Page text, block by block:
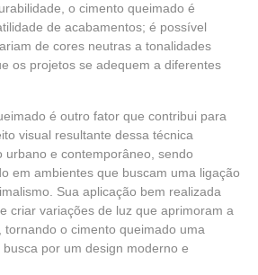
o cimento queimado é
de acabamentos; é possível
de cores neutras a tonalidades
os projetos se adequem a diferentes
é outro fator que contribui para
visual resultante dessa técnica
urbano e contemporâneo, sendo
em ambientes que buscam uma ligação
Sua aplicação bem realizada
criar variações de luz que aprimoram a
tornando o cimento queimado uma
por um design moderno e